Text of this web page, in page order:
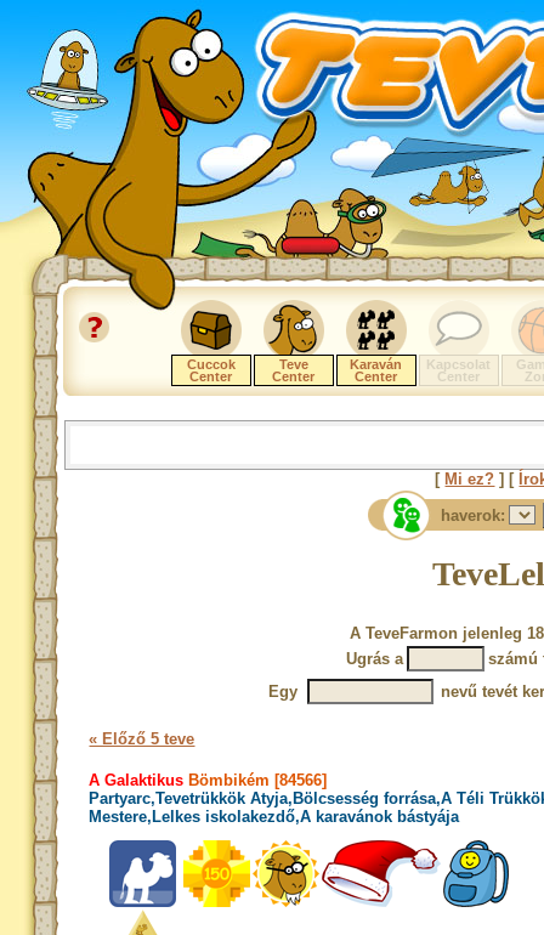
Cuccok
Center
Teve
Center
Karaván
Center
Kapcsolat
Center
[ Mi ez? ] [
haverok:
A TeveFarmon jelenleg
Ugrás a
számú
Egy
nevű tevét
« Előző 5 teve
A Galaktikus Bömbikém [84566]
Partyarc,Tevetrükkök Atyja,Bölcsesség forrása,A Téli
Mestere,Lelkes iskolakezdő,A karavánok bástyája